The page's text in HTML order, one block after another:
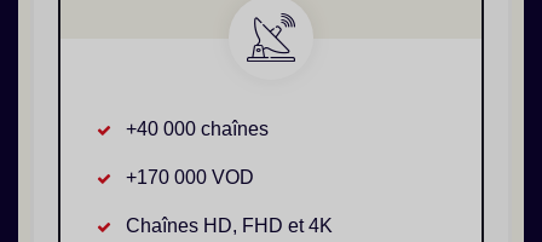
+40 000 chaînes
+170 000 VOD
Chaînes HD, FHD et 4K